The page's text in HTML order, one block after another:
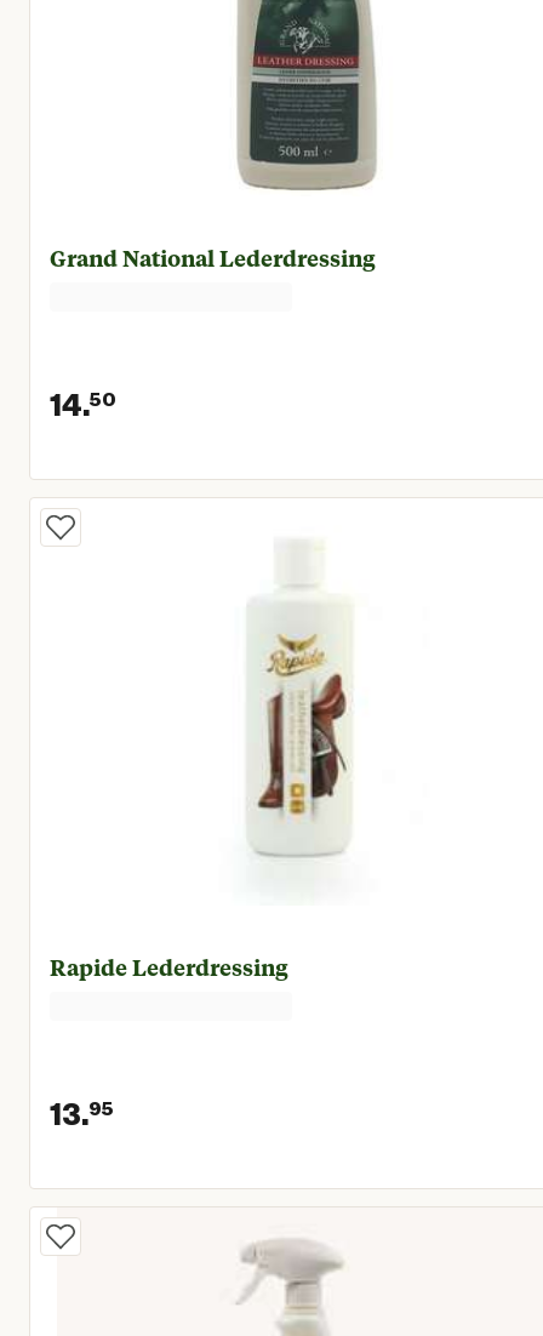
Grand National Lederdressing
14.50
Huidige prijs € 14,50
Rapide Lederdressing
13.95
Huidige prijs € 13,95